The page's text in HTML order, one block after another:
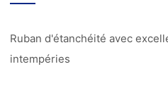
Ruban d'étanchéité avec
intempéries